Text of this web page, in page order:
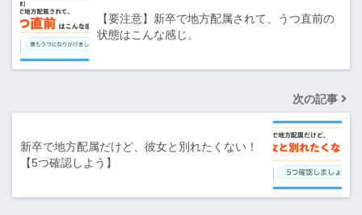
【要注意】新卒で地方配属されて、うつ直前の
状態はこんな感じ。
次の記事
新卒で地方配属だけど、彼女と別れたくない！
【5つ確認しよう】